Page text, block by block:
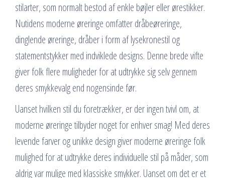
stilarter, som normalt bestod af enkle bøjler eller ørestikker.
Nutidens moderne øreringe omfatter dråbeøreringe,
dinglende øreringe, dråber i form af lysekronestil og
statementstykker med indviklede designs. Denne brede vifte
giver folk flere muligheder for at udtrykke sig selv gennem
deres smykkevalg end nogensinde før.
Uanset hvilken stil du foretrækker, er der ingen tvivl om, at
moderne øreringe tilbyder noget for enhver smag! Med deres
levende farver og unikke design giver moderne øreringe folk
mulighed for at udtrykke deres individuelle stil på måder, som
aldrig var mulige med klassiske smykker. Uanset om det er et